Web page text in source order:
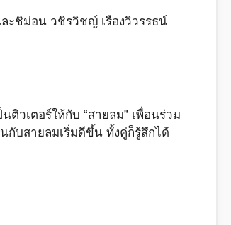
ะชิม่อน วชิรวิชญ์ เรืองวิวรรธน์
ติวเตอร์ให้กับ “สายลม” เพื่อนร่วม
บสายลมเริ่มดีขึ้น ทั้งคู่ก็รู้สึกได้